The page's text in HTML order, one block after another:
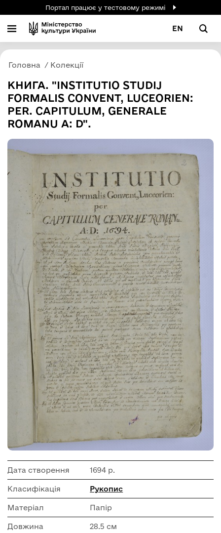
Портал працює у тестовому режимі
EN
Головна Колекції
КНИГА. "INSTITUTIO STUDIJ
FORMALIS CONVENT, LUCEORIEN:
PER. CAPITULUM, GENERALE
ROMANU A: D".
Дата створення 1694 р.
Класифікація Рукопис
Матеріал Папір
Довжина 28.5 см